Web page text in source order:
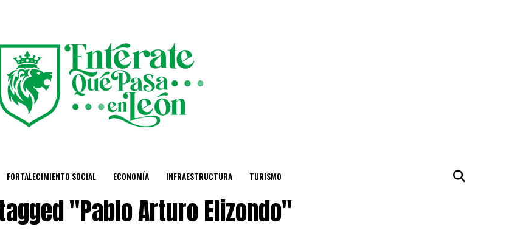
FORTALECIMIENTO SOCIAL ECONOMÍA INFRAESTRUCTURA TURISMO
"Pablo Arturo Elizondo"